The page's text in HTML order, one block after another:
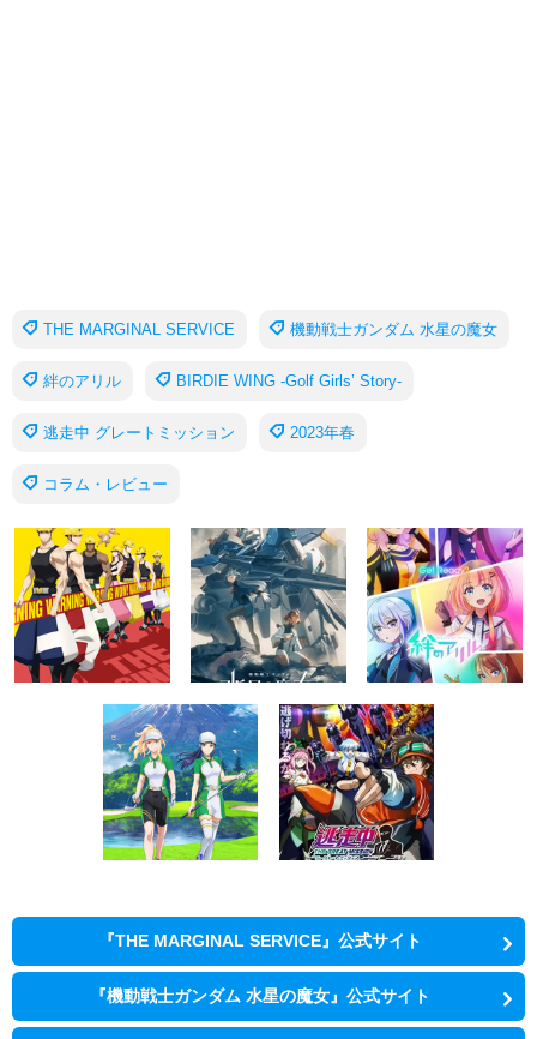
THE MARGINAL SERVICE 機動戦士ガンダム 水星の魔女
絆のアリル BIRDIE WING -Golf Girls’ Story-
逃走中 グレートミッション 2023年春
コラム・レビュー
『THE MARGINAL SERVICE』公式サイト
『機動戦士ガンダム 水星の魔女』公式サイト